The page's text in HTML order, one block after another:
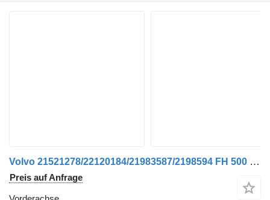
Volvo 21521278/22120184/21983587/2198594 FH 500 EURO 6 Vorderachse für LKW
Preis auf Anfrage